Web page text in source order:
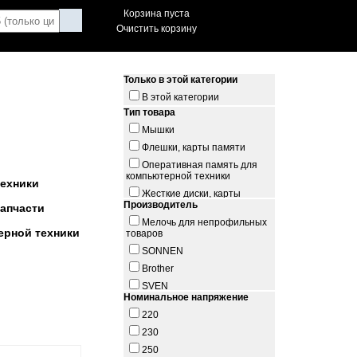
Корзина пуста
Очистить корзину
техники
Только в этой категории
В этой категории
Тип товара
Мышки
Флешки, карты памяти
Оперативная память для
компьютерной техники
Жесткие диски, карты
памяти
Сетевые фильтры
Платы
Блоки питания для
компьютерной техники
Материнские платы
Адаптеры
Клавиатура
Клавиатуры
Производитель
Мелочь для непрофильных
товаров
SONNEN
Brother
SVEN
Smart Buy
PILOT ZIS
Kyocera-Mita
Номинальное напряжение
220
230
250